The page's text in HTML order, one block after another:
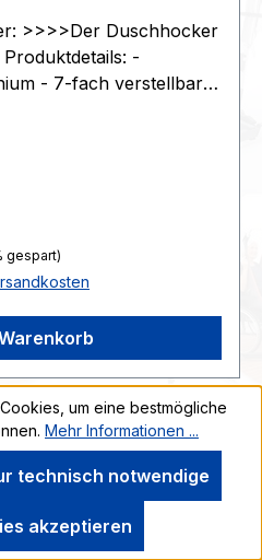
>>>>Der Duschhocker
-
- 7-fach verstellbare
- max. Belastbarkeit 130
oder G
gespart)
um eine bestmögliche
Mehr Informationen ...
technisch notwendige
akzeptieren